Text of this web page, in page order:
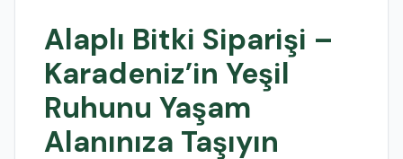
Alaplı Bitki Siparişi –
Karadeniz’in Yeşil
Ruhunu Yaşam
Alanınıza Taşıyın